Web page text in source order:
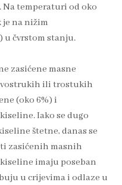
temperaturi od oko
je na nižim
u čvrstom stanju.
zasićene masne
ili trostukih
(oko 6%) i
Iako se dugo
štetne, danas se
zasićenih masnih
imaju poseban
u crijevima i odlaze u